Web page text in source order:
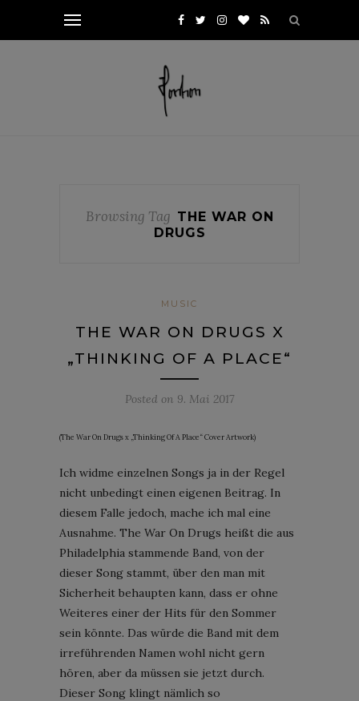
Browsing Tag THE WAR ON
DRUGS
MUSIC
THE WAR ON DRUGS X
„THINKING OF A PLACE“
Posted on 9. Mai 2017
(The War On Drugs x „Thinking Of A Place“ Cover Artwork)
Ich widme einzelnen Songs ja in der Regel
nicht unbedingt einen eigenen Beitrag. In
diesem Falle jedoch, mache ich mal eine
Ausnahme. The War On Drugs heißt die aus
Philadelphia stammende Band, von der
dieser Song stammt, über den man mit
Sicherheit behaupten kann, dass er ohne
Weiteres einer der Hits für den Sommer
sein könnte. Das würde die Band mit dem
irreführenden Namen wohl nicht gern
hören, aber da müssen sie jetzt durch.
Dieser Song klingt nämlich so